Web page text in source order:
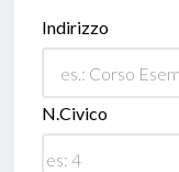
Indirizzo
N.Civico